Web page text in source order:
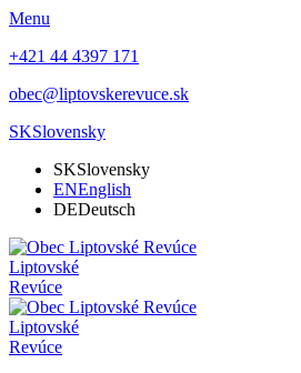
Menu
+421 44 4397 171
obec@liptovskerevuce.sk
SKSlovensky
SKSlovensky
ENEnglish
DEDeutsch
Liptovské
Revúce
Liptovské
Revúce